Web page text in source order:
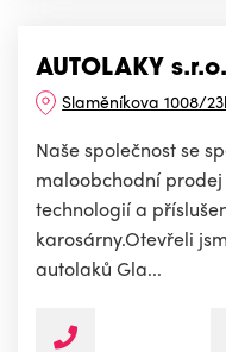
AUTOLAKY s.r.o.
Slaměníkova 1008/
Naše společnost se
maloobchodní
technologií a
karosárny.Otevřeli
autolaků Gla...